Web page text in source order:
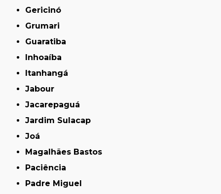
Gericinó
Grumari
Guaratiba
Inhoaíba
Itanhangá
Jabour
Jacarepaguá
Jardim Sulacap
Joá
Magalhães Bastos
Paciência
Padre Miguel